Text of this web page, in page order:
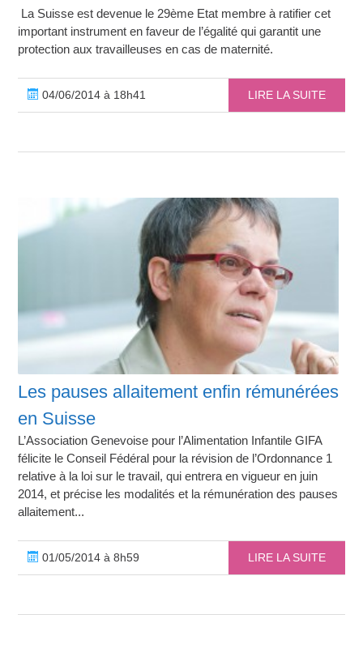
La Suisse est devenue le 29ème Etat membre à ratifier cet
important instrument en faveur de l’égalité qui garantit une
protection aux travailleuses en cas de maternité.
04/06/2014 à 18h41 LIRE LA SUITE
Les pauses allaitement enfin rémunérées
en Suisse
L’Association Genevoise pour l’Alimentation Infantile GIFA
félicite le Conseil Fédéral pour la révision de l’Ordonnance 1
relative à la loi sur le travail, qui entrera en vigueur en juin
2014, et précise les modalités et la rémunération des pauses
allaitement...
01/05/2014 à 8h59 LIRE LA SUITE